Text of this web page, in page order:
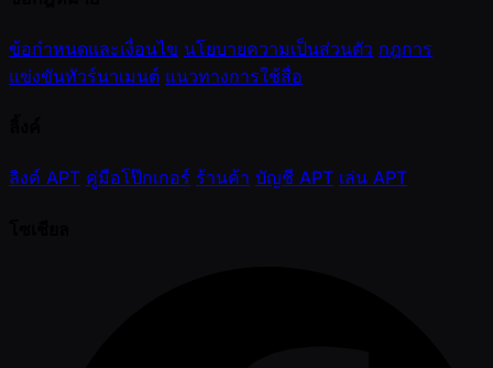
ข้อกำหนดและเงื่อนไข นโยบายความเป็นส่วนตัว กฎการ
แข่งขันทัวร์นาเมนต์ แนวทางการใช้สื่อ
ลิงค์ APT คู่มือโป๊กเกอร์ ร้านค้า บัญชี APT เล่น APT